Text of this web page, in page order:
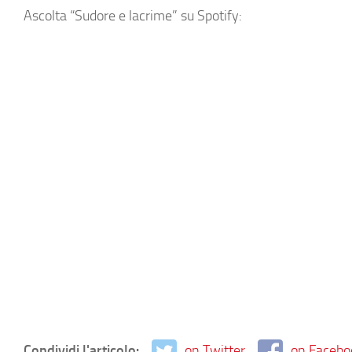
Ascolta “Sudore e lacrime” su Spotify: